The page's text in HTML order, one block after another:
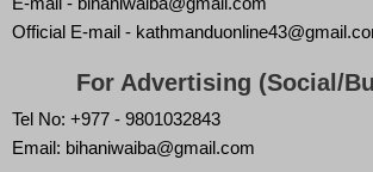
Official E-mail -
For Advertising (Social/
Tel No: +977 - 9801032843
Email: bihaniwaiba@gmail.com